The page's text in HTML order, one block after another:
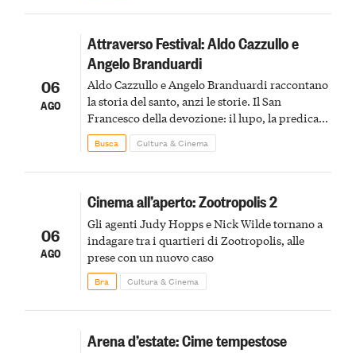
06
AGO
Attraverso Festival: Aldo Cazzullo e
Angelo Branduardi
Aldo Cazzullo e Angelo Branduardi raccontano
la storia del santo, anzi le storie. Il San
Francesco della devozione: il lupo, la predica
agli uccelli, le stimmate
Busca Cultura & Cinema
06
AGO
Cinema all’aperto: Zootropolis 2
Gli agenti Judy Hopps e Nick Wilde tornano a
indagare tra i quartieri di Zootropolis, alle
prese con un nuovo caso
Bra Cultura & Cinema
Arena d’estate: Cime tempestose